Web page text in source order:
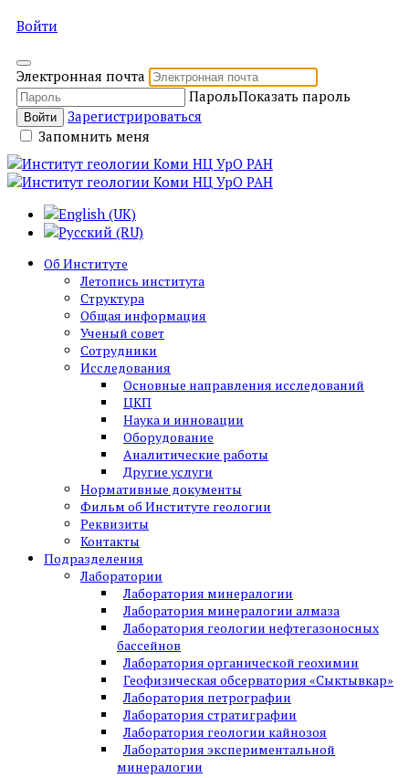
Войти
Электронная почта
ПарольПоказать пароль
Войти
Зарегистрироваться
Запомнить меня
Об Институте
Летопись института
Структура
Общая информация
Ученый совет
Сотрудники
Исследования
Основные направления исследований
ЦКП
Наука и инновации
Оборудование
Аналитические работы
Другие услуги
Нормативные документы
Фильм об Институте геологии
Реквизиты
Контакты
Подразделения
Лаборатории
Лаборатория минералогии
Лаборатория минералогии алмаза
Лаборатория геологии нефтегазоносных
бассейнов
Лаборатория органической геохимии
Геофизическая обсерватория «Сыктывкар»
Лаборатория петрографии
Лаборатория стратиграфии
Лаборатория геологии кайнозоя
Лаборатория экспериментальной
минералогии